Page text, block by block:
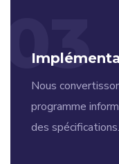
03
Nous
programme
des spécifications.